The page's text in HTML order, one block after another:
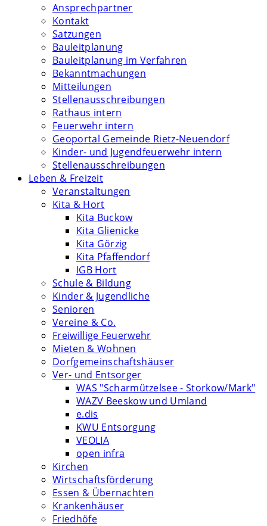
Ansprechpartner
Kontakt
Satzungen
Bauleitplanung
Bauleitplanung im Verfahren
Bekanntmachungen
Mitteilungen
Stellenausschreibungen
Rathaus intern
Feuerwehr intern
Geoportal Gemeinde Rietz-Neuendorf
Kinder- und Jugendfeuerwehr intern
Stellenausschreibungen
Leben & Freizeit
Veranstaltungen
Kita & Hort
Kita Buckow
Kita Glienicke
Kita Görzig
Kita Pfaffendorf
IGB Hort
Schule & Bildung
Kinder & Jugendliche
Senioren
Vereine & Co.
Freiwillige Feuerwehr
Mieten & Wohnen
Dorfgemeinschaftshäuser
Ver- und Entsorger
WAS "Scharmützelsee - Storkow/Mark"
WAZV Beeskow und Umland
e.dis
KWU Entsorgung
VEOLIA
open infra
Kirchen
Wirtschaftsförderung
Essen & Übernachten
Krankenhäuser
Friedhöfe